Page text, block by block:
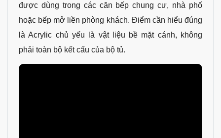
được dùng trong các căn bếp chung cư, nhà phố
hoặc bếp mở liền phòng khách. Điểm cần hiểu đúng
là Acrylic chủ yếu là vật liệu bề mặt cánh, không
phải toàn bộ kết cấu của bộ tủ.